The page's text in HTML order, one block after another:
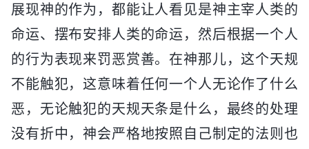
展现神的作为，都能让人看见是神主宰人类的
命运、摆布安排人类的命运，然后根据一个人
的行为表现来罚恶赏善。在神那儿，这个天规
不能触犯，这意味着任何一个人无论作了什么
恶，无论触犯的天规天条是什么，最终的处理
没有折中，神会严格地按照自己制定的法则也